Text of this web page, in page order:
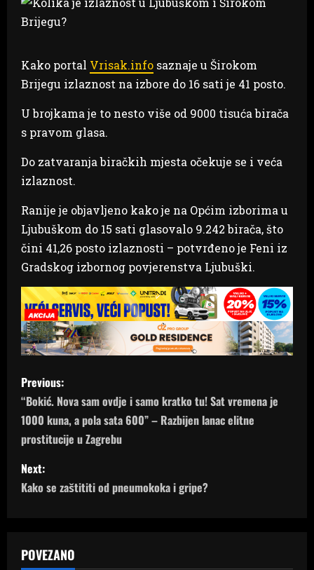
Kako portal Vrisak.info saznaje u Širokom
Brijegu izlaznost na izbore do 16 sati je 41 posto.
U brojkama je to nesto više od 9000 tisuća birača
s pravom glasa.
Do zatvaranja biračkih mjesta očekuje se i veća
izlaznost.
Ranije je objavljeno kako je na Općim izborima u
Ljubuškom do 15 sati glasovalo 9.242 birača, što
čini 41,26 posto izlaznosti – potvrđeno je Feni iz
Gradskog izbornog povjerenstva Ljubuški.
P
o
s
t
n
v
Previous:
“Bokić. Nova sam ovdje i samo kratko tu! Sat vremena je
1000 kuna, a pola sata 600” – Razbijen lanac elitne
prostitucije u Zagrebu
Next:
Kako se zaštititi od pneumokoka i gripe?
POVEZANO